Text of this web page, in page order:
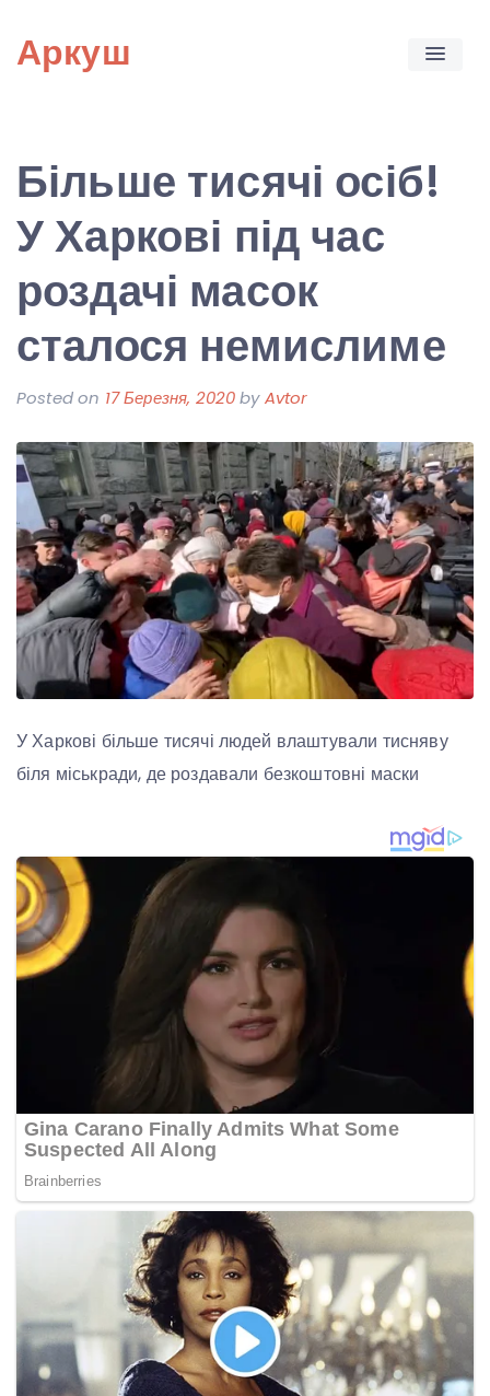
content
Аркуш
Більше тисячі осіб!
У Харкові під час
роздачі масок
сталося немислиме
Posted on 17 Березня, 2020byAvtor
У Харкові більше тисячі людей влаштували тисняву
біля міськради, де роздавали безкоштовні маски